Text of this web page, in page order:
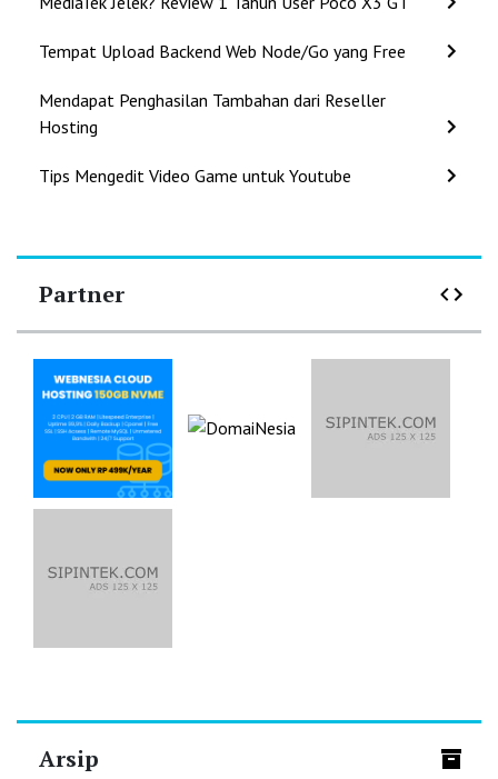
Tempat Upload Backend Web Node/Go yang Free
Mendapat Penghasilan Tambahan dari Reseller
Hosting
Tips Mengedit Video Game untuk Youtube
Partner
Arsip